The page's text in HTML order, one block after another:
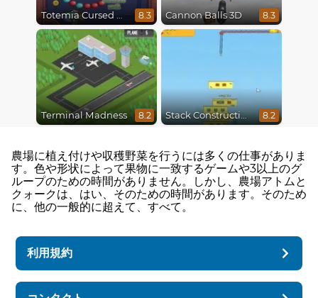
Totemia Cursed Marbles 8.3 Cannon Balls 3D 8.3
Terminal Madness 8.2 Stack Construction 8.2
農場に植え付けや収穫野菜を行うには多くの仕事がありま
す。色や形状によって果物に一致するゲームや3以上のグ
ループのための時間がありません。しかし、農場アトムと
クォークは、はい、そのための時間があります。そのため
に、他の一般的に超えて、すべて。
利用規約